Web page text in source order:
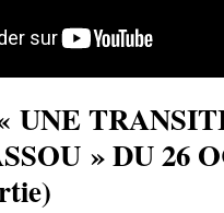
UNE
» DU 26